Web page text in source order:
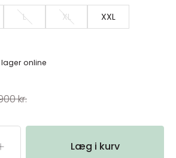
L XL
XXL
online
kr.
Læg i kurv